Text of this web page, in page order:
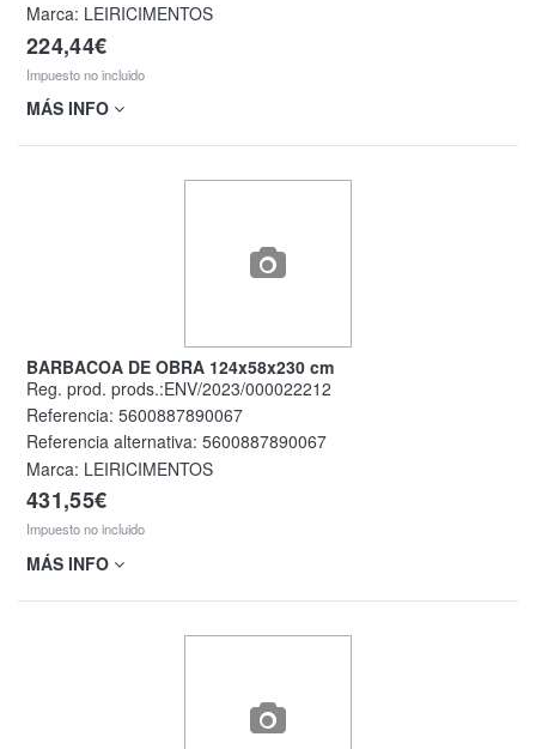
Marca: LEIRICIMENTOS
224,44€
Impuesto no incluido
MÁS INFO
BARBACOA DE OBRA 124x58x230 cm
Reg. prod. prods.:ENV/2023/000022212
Referencia: 5600887890067
Referencia alternativa: 5600887890067
Marca: LEIRICIMENTOS
431,55€
Impuesto no incluido
MÁS INFO